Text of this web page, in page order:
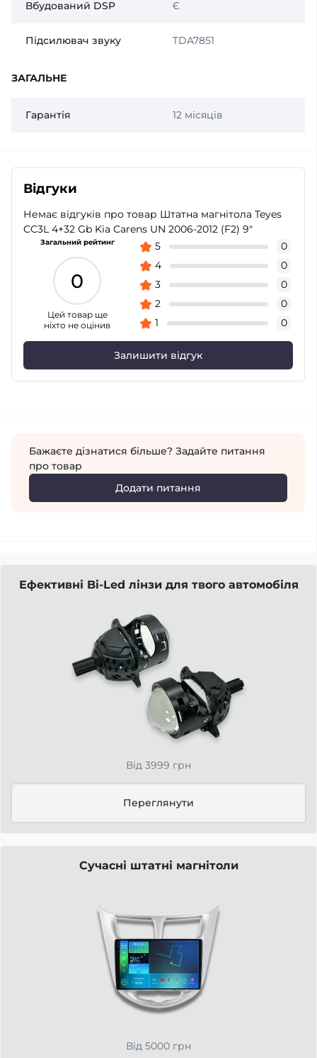
Вбудований DSP Є
Підсилювач звуку TDA7851
ЗАГАЛЬНЕ
Гарантія 12 місяців
Відгуки
Немає відгуків про товар Штатна магнітола Teyes
CC3L 4+32 Gb Kia Carens UN 2006-2012 (F2) 9"
Загальний рейтинг
0
Цей товар ще
ніхто не оцінив
5
0
4
0
3
0
2
0
1
0
Залишити відгук
Бажаєте дізнатися більше? Задайте питання
про товар
Додати питання
Ефективні Bi-Led лінзи для твого автомобіля
Від 3999 грн
Переглянути
Сучасні штатні магнітоли
Від 5000 грн